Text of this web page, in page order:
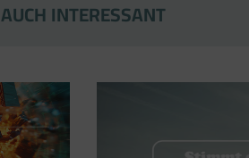
AUCH INTERESSANT